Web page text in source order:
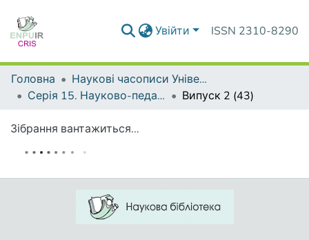
Увійти ISSN 2310-8290
Головна
Наукові часописи Університету
Серія 15. Науково-педагогічні проблеми фізичної культури (фізична культура і спорт)
Випуск 2 (43)
Зібрання вантажиться...